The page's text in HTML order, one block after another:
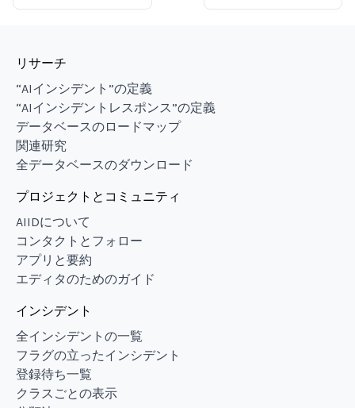
リサーチ
“AIインシデント”の定義
“AIインシデントレスポンス”の定義
データベースのロードマップ
関連研究
全データベースのダウンロード
プロジェクトとコミュニティ
AIIDについて
コンタクトとフォロー
アプリと要約
エディタのためのガイド
インシデント
全インシデントの一覧
フラグの立ったインシデント
登録待ち一覧
クラスごとの表示